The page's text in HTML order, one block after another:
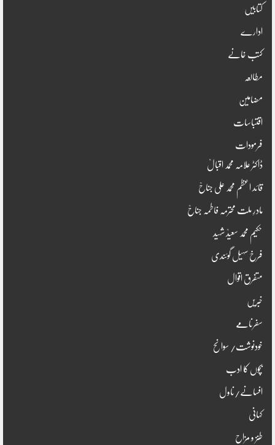
کتابیں
ادارے
کتب خانے
مطالعہ
مضامین
اقتباسات
فرمودات
ڈاکٹر علامہ محمد اقبالؒ
قائد اعظم محمد علی جناحؒ
مادرِ ملت محترمہ فاطمہ جناحؒ
حکیم محمد سعیدؒ شہید
فرخ سہیل گوئندی
متفرق اقوال
خبریں
سفرنامے
خودنوشت/ سوانح
بچوں کا ادب
افسانے/ناول
کہانی
طنز و مزاح